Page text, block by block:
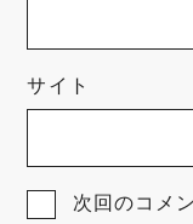
サイト
次回のコメ